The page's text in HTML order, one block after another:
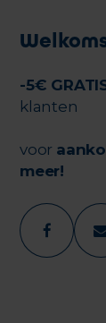
-5€
klanten
voor
meer!